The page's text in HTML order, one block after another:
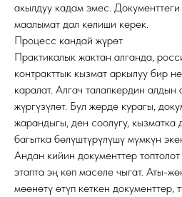
акылдуу кадам эмес.
маалымат дал келиши керек.
Процесс кандай жүрөт
Практикалык жактан алганда,
контракттык кызмат аркылуу бир
каралат. Алгач талапкердин
жүргүзүлөт. Бул жерде курагы,
жарандыгы, ден соолугу,
багытка бөлүштүрүлүшү мүмкүн
Андан кийин документтер
этапта эң көп маселе чыгат. Аты-
мөөнөтү өтүп кеткен документтер,